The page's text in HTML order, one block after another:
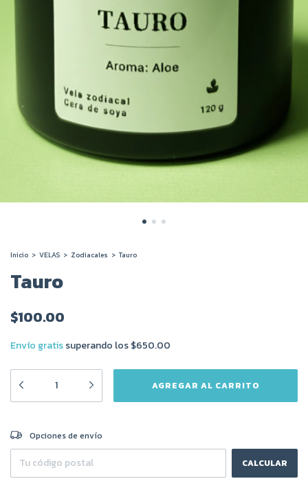
Inicio > VELAS > Zodiacales > Tauro
Tauro
$100.00
Envío gratissuperando los$650.00
Entregas para el CP:
Opciones de envío
CALCULAR